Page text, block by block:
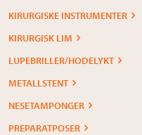
KIRURGISKE INSTRUMENTER
KIRURGISK LIM
LUPEBRILLER/HODELYKT
METALLSTENT
NESETAMPONGER
PREPARATPOSER